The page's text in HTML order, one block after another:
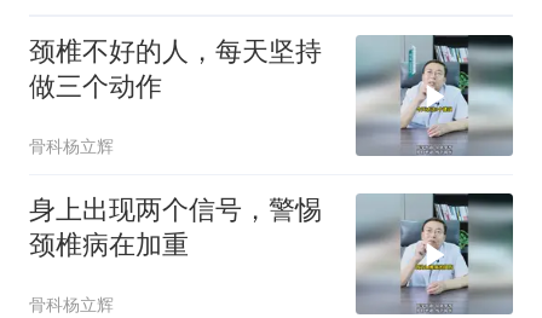
颈椎不好的人，每天坚持
做三个动作
骨科杨立辉
身上出现两个信号，警惕
颈椎病在加重
骨科杨立辉